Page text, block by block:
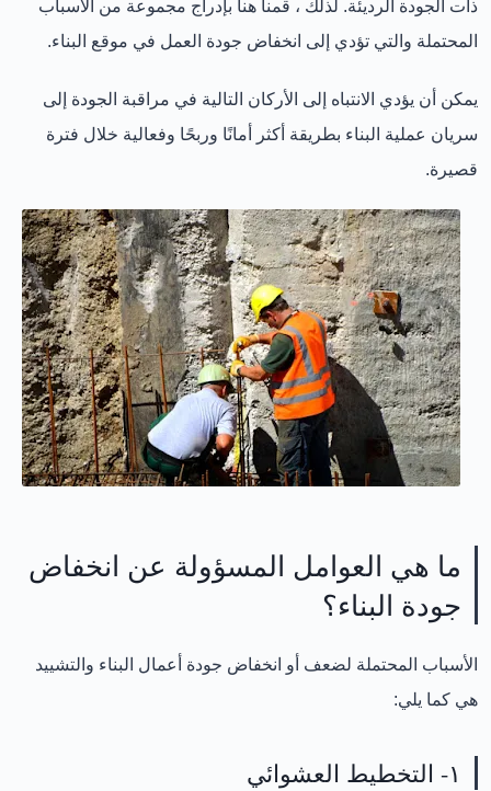
ذات الجودة الرديئة. لذلك ، قمنا هنا بإدراج مجموعة من الأسباب
المحتملة والتي تؤدي إلى انخفاض جودة العمل في موقع البناء.
يمكن أن يؤدي الانتباه إلى الأركان التالية في مراقبة الجودة إلى
سريان عملية البناء بطريقة أكثر أمانًا وربحًا وفعالية خلال فترة
قصيرة.
ما هي العوامل المسؤولة عن انخفاض
جودة البناء؟
الأسباب المحتملة لضعف أو انخفاض جودة أعمال البناء والتشييد
هي كما يلي:
١- التخطيط العشوائي